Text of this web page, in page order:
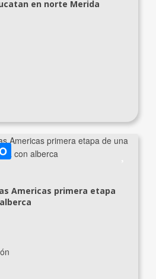
en norte Merida
Americas primera etapa